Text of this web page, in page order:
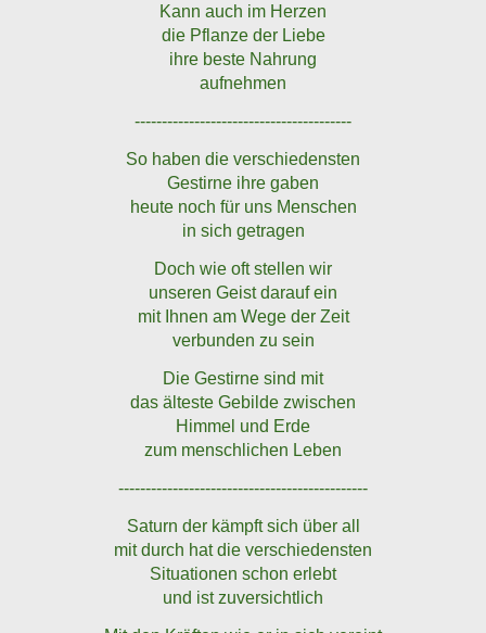
Kann auch im Herzen
die Pflanze der Liebe
ihre beste Nahrung
aufnehmen
----------------------------------------
So haben die verschiedensten
Gestirne ihre gaben
heute noch für uns Menschen
in sich getragen
Doch wie oft stellen wir
unseren Geist darauf ein
mit Ihnen am Wege der Zeit
verbunden zu sein
Die Gestirne sind mit
das älteste Gebilde zwischen
Himmel und Erde
zum menschlichen Leben
----------------------------------------------
Saturn der kämpft sich über all
mit durch hat die verschiedensten
Situationen schon erlebt
und ist zuversichtlich